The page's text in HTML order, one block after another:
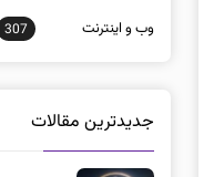
وب و اينترنت 307
جدیدترین مقالات